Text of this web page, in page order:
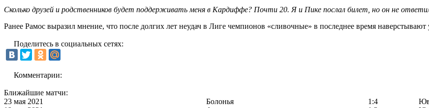
Сколько друзей и родственников будет поддерживать меня в Кардиффе? Почти 20. Я и Пике послал билет, но он не
Ранее Рамос выразил мнение, что после долгих лет неудач в Лиге чемпионов «сливочные» в последнее время
Поделитесь в социальных сетях:
Комментарии:
Ближайшие матчи:
23 мая 2021
Болонья 1:4